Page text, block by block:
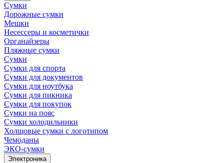
Сумки
Дорожные сумки
Мешки
Несессеры и косметички
Органайзеры
Пляжные сумки
Сумки
Сумки для спорта
Сумки для документов
Сумки для ноутбука
Сумки для пикника
Сумки для покупок
Сумки на пояс
Сумки холодильники
Холщовые сумки с логотипом
Чемоданы
ЭКО-сумки
Электроника